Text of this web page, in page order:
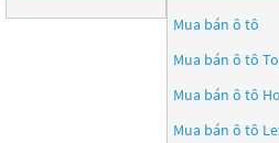
Mua bán ô tô
Mua bán ô tô
Mua bán ô tô
Mua bán ô tô